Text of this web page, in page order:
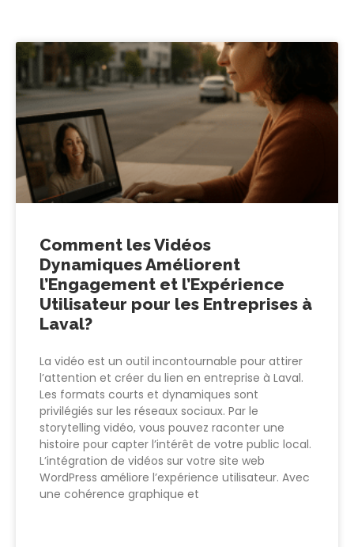
Comment les Vidéos
Dynamiques Améliorent
l’Engagement et l’Expérience
Utilisateur pour les Entreprises à
Laval?
La vidéo est un outil incontournable pour attirer
l’attention et créer du lien en entreprise à Laval.
Les formats courts et dynamiques sont
privilégiés sur les réseaux sociaux. Par le
storytelling vidéo, vous pouvez raconter une
histoire pour capter l’intérêt de votre public local.
L’intégration de vidéos sur votre site web
WordPress améliore l’expérience utilisateur. Avec
une cohérence graphique et